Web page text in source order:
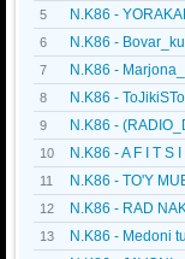
5 N.K86 -
6 N.K86 -
7 N.K86 -
8 N.K86 -
9 N.K86 -
10 N.K86 - A F I T S
11 N.K86 - TO'Y
12 N.K86 - RAD
13 N.K86 - Medoni